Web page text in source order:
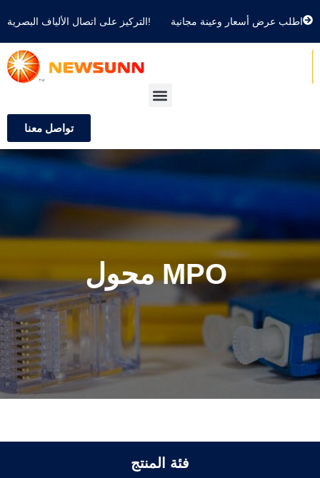
التركيز على اتصال الألياف البصرية! اطلب عرض أسعار وعينة مجانية
تواصل معنا
محول MPO
فئة المنتج